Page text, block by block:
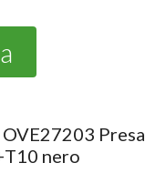
Presa
nero